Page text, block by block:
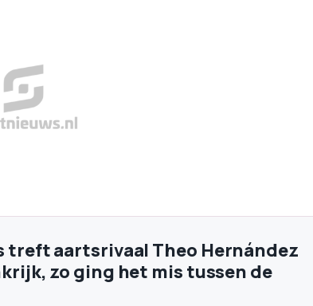
treft aartsrivaal Theo Hernández
zo ging het mis tussen de